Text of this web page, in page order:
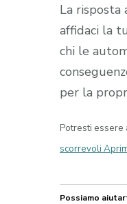
La
affidaci la
chi le
per la
Potresti essere
scorrevoli
Possiamo